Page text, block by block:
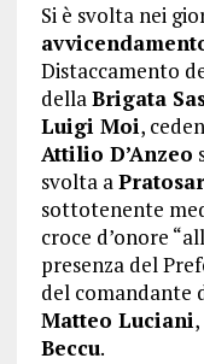
Si è svolta nei
Distaccamento
dellaBrigata
Luigi Moi,
Attilio D’Anzeo
svolta a
sottotenente
croce d’onore
presenza del
del comandante
Matteo Luciani
Beccu.